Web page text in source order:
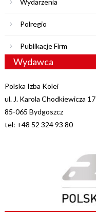
Polregio
Publikacje Firm
Wydawca
Polska Izba Kolei
ul. J. Karola Chodkiewicza 17
85-065 Bydgoszcz
tel: +48 52 324 93 80